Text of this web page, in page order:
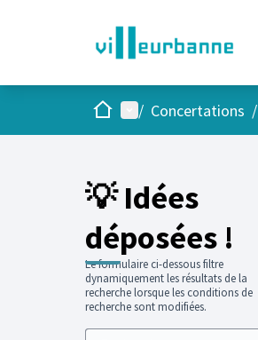
AccueilMenu principal
/ Concertations /
💡 Idées
déposées !
Le formulaire ci-dessous filtre
dynamiquement les résultats de la
recherche lorsque les conditions de
recherche sont modifiées.